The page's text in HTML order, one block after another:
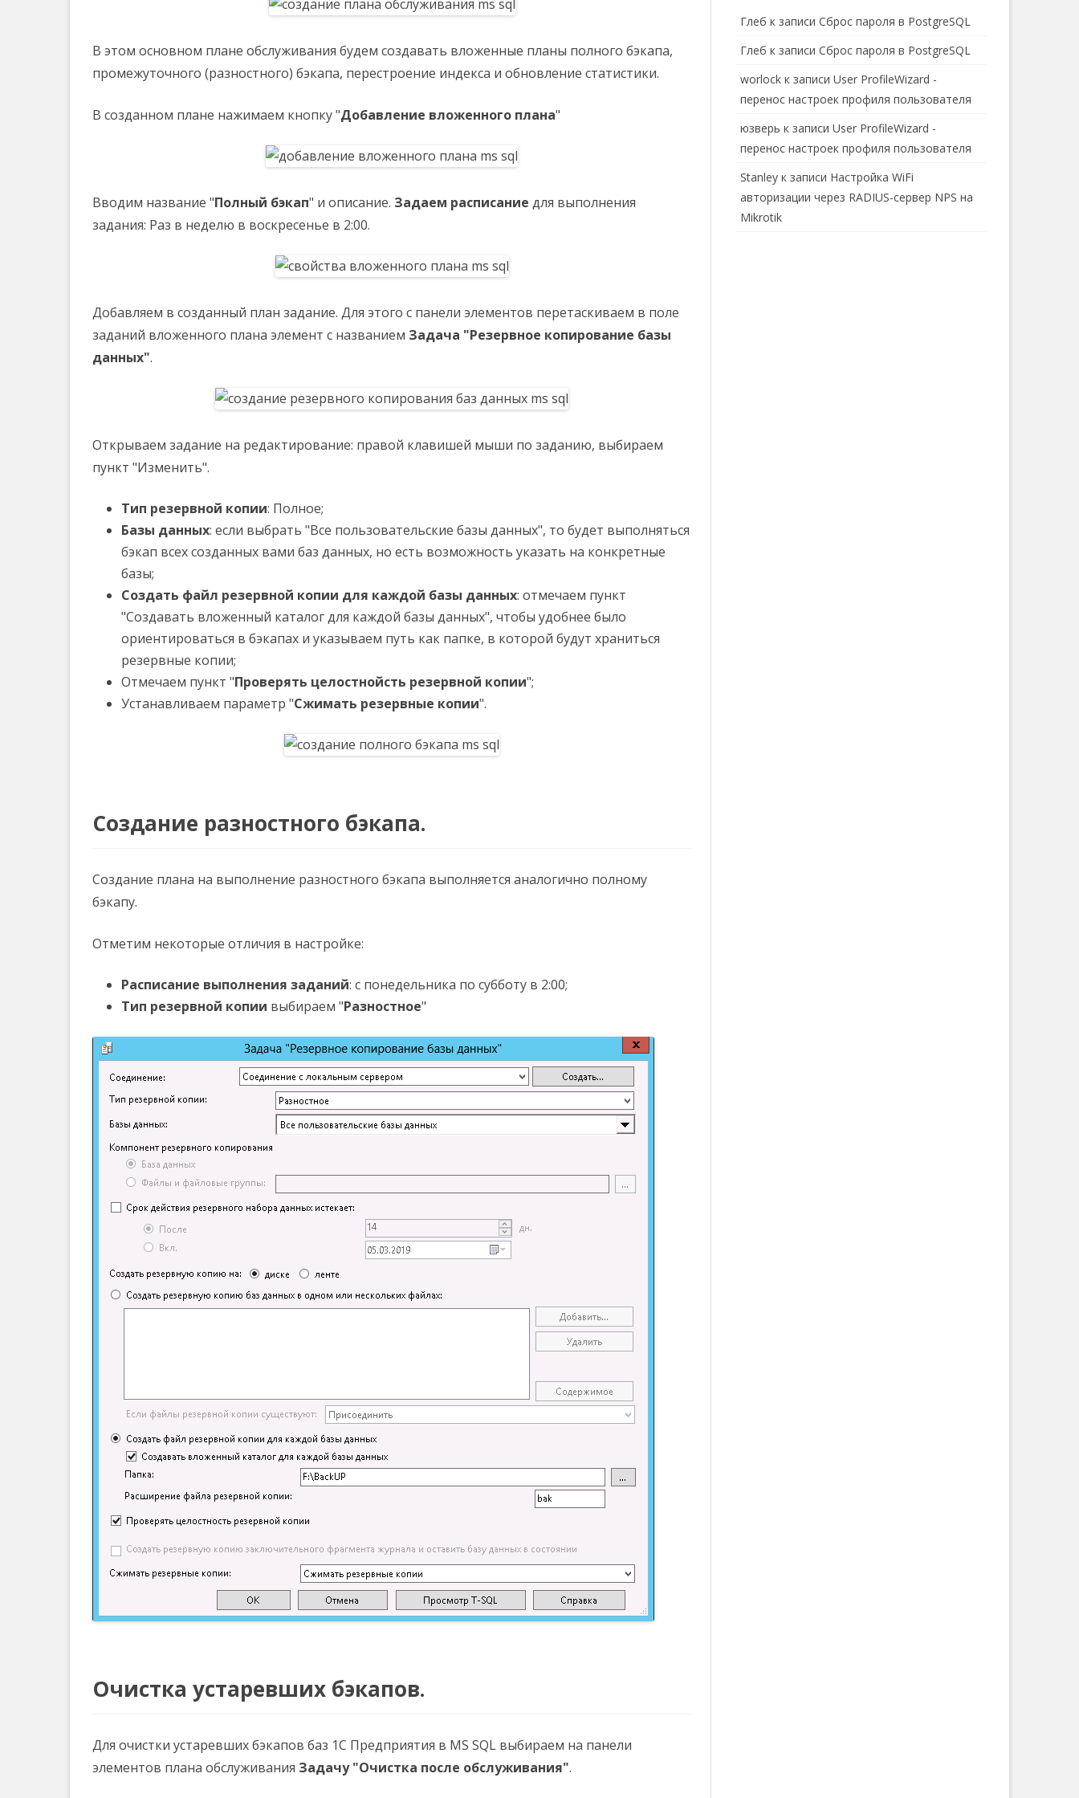
В этом основном плане обслуживания будем создавать вложенные планы полного бэкапа,
промежуточного (разностного) бэкапа, перестроение индекса и обновление статистики.
В созданном плане нажимаем кнопку "Добавление вложенного плана"
Вводим название "Полный бэкап" и описание. Задаем расписание для выполнения
задания: Раз в неделю в воскресенье в 2:00.
Добавляем в созданный план задание. Для этого с панели элементов перетаскиваем в поле
заданий вложенного плана элемент с названием Задача "Резервное копирование базы
данных".
Открываем задание на редактирование: правой клавишей мыши по заданию, выбираем
пункт "Изменить".
Тип резервной копии: Полное;
Базы данных: если выбрать "Все пользовательские базы данных", то будет выполняться
бэкап всех созданных вами баз данных, но есть возможность указать на конкретные
базы;
Создать файл резервной копии для каждой базы данных: отмечаем пункт
"Создавать вложенный каталог для каждой базы данных", чтобы удобнее было
ориентироваться в бэкапах и указываем путь как папке, в которой будут храниться
резервные копии;
Отмечаем пункт "Проверять целостнойсть резервной копии";
Устанавливаем параметр "Сжимать резервные копии".
Создание разностного бэкапа.
Создание плана на выполнение разностного бэкапа выполняется аналогично полному
бэкапу.
Отметим некоторые отличия в настройке:
Расписание выполнения заданий: с понедельника по субботу в 2:00;
Тип резервной копии выбираем "Разностное"
Очистка устаревших бэкапов.
Для очистки устаревших бэкапов баз 1С Предприятия в MS SQL выбираем на панели
элементов плана обслуживания Задачу "Очистка после обслуживания".
Глеб к записиСброс пароля в PostgreSQL
Глеб к записиСброс пароля в PostgreSQL
worlock к записиUser ProfileWizard -
перенос настроек профиля пользователя
юзверь к записиUser ProfileWizard -
перенос настроек профиля пользователя
Stanley к записи Настройка WiFi
авторизации через RADIUS-сервер NPS на
Mikrotik